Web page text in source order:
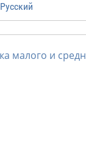
Русский